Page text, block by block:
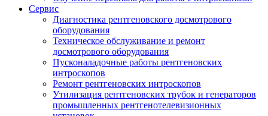
Сервис
Диагностика рентгеновского досмотрового
оборудования
Техническое обслуживание и ремонт
досмотрового оборудования
Пусконаладочные работы рентгеновских
интроскопов
Ремонт рентгеновских интроскопов
Утилизация рентгеновских трубок и генераторов
промышленных рентгенотелевизионных